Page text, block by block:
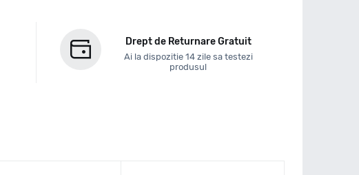
Drept de Returnare Gratuit
Ai la dispozitie 14 zile sa testezi
produsul